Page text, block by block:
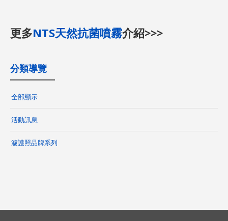
更多NTS天然抗菌噴霧介紹>>>
分類導覽
全部顯示
活動訊息
濾護照品牌系列